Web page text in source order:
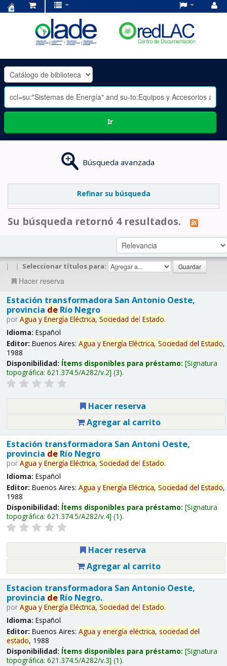
OLADE
-
Ir
Búsqueda avanzada
Refinar su búsqueda
Su búsqueda retornó 4 resultados.
| | Seleccionar títulos para:
Hacer reserva
Estación transformadora San Antonio Oeste,
provincia deRío Negro
por Agua y Energía Eléctrica, Sociedad del Estado.
Idioma: Español
Editor: Buenos Aires: Agua y Energía Eléctrica, Sociedad del Estado,
1988
Disponibilidad: Ítems disponibles para préstamo: Signatura
topográfica: 621.374.5/A282/v.2 (3).
Hacer reserva
Agregar al carrito
Estación transformadora San Antoni Oeste,
provincia deRío Negro
por Agua y Energía Eléctrica, Sociedad del Estado.
Idioma: Español
Editor: Buenos Aires: Agua y Energía Eléctrica, Sociedad del Estado,
1988
Disponibilidad: Ítems disponibles para préstamo: Signatura
topográfica: 621.374.5/A282/v.4 (1).
Hacer reserva
Agregar al carrito
Estacion transformadora San Antonio Oeste,
provincia deRío Negro.
por Agua y Energía Eléctrica, Sociedad del Estado.
Idioma: Español
Editor: Buenos Aires: Agua y energía eléctrica, sociedad del
estado, 1988
Disponibilidad: Ítems disponibles para préstamo: Signatura
topográfica: 621.374.5/A282/v.3 (1).